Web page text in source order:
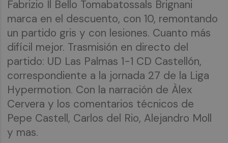
Fabrizio Il Bello Tomabatossals Brignani
marca en el descuento, con 10, remontando
un partido gris y con lesiones. Cuanto más
difícil mejor. Trasmisión en directo del
partido: UD Las Palmas 1-1 CD Castellón,
correspondiente a la jornada 27 de la Liga
Hypermotion. Con la narración de Àlex
Cervera y los comentarios técnicos de
Pepe Castell, Carlos del Rio, Alejandro Moll
y mas.